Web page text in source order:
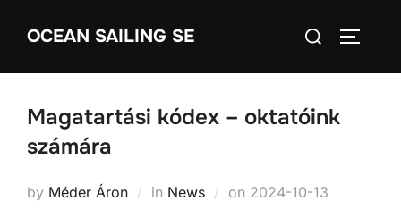
OCEAN SAILING SE
Search
Magatartási kódex – oktatóink
számára
by Méder Áron in News on Posted
2024-10-13